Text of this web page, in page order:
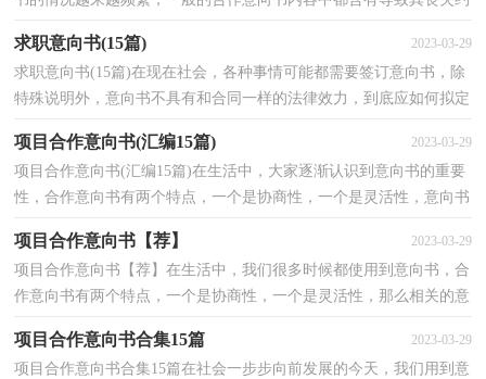
求职意向书(15篇) 2023-03-29
求职意向书(15篇)在现在社会，各种事情可能都需要签订意向书，除
特殊说明外，意向书不具有和合同一样的法律效力，到底应如何拟定
项目合作意向书(汇编15篇) 2023-03-29
项目合作意向书(汇编15篇)在生活中，大家逐渐认识到意向书的重要
性，合作意向书有两个特点，一个是协商性，一个是灵活性，意向书
项目合作意向书【荐】 2023-03-29
项目合作意向书【荐】在生活中，我们很多时候都使用到意向书，合
作意向书有两个特点，一个是协商性，一个是灵活性，那么相关的意
项目合作意向书合集15篇 2023-03-29
项目合作意向书合集15篇在社会一步步向前发展的今天，我们用到意